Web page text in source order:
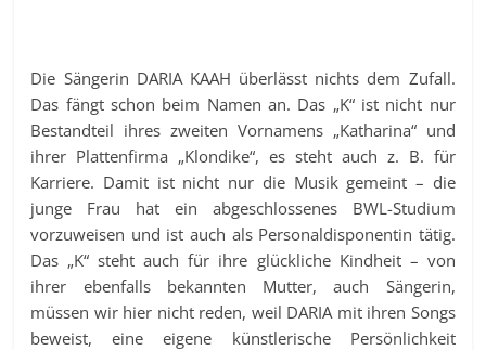
Die Sängerin DARIA KAAH überlässt nichts dem Zufall.
Das fängt schon beim Namen an. Das „K“ ist nicht nur
Bestandteil ihres zweiten Vornamens „Katharina“ und
ihrer Plattenfirma „Klondike“, es steht auch z. B. für
Karriere. Damit ist nicht nur die Musik gemeint – die
junge Frau hat ein abgeschlossenes BWL-Studium
vorzuweisen und ist auch als Personaldisponentin tätig.
Das „K“ steht auch für ihre glückliche Kindheit – von
ihrer ebenfalls bekannten Mutter, auch Sängerin,
müssen wir hier nicht reden, weil DARIA mit ihren Songs
beweist, eine eigene künstlerische Persönlichkeit